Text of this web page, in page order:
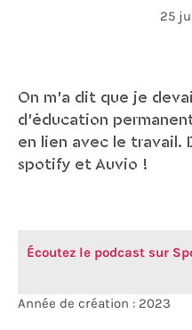
25
On m'a dit que je
d'éducation
en lien avec le travail.
spotify et Auvio !
Écoutez le podcast sur
Année de création : 2023